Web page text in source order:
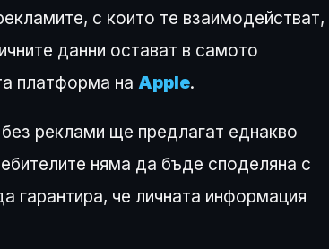
с които те взаимодействат,
данни остават в самото
платформа на Apple.
реклами ще предлагат еднакво
няма да бъде споделяна с
гарантира, че личната информация